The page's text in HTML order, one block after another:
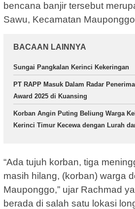
bencana banjir tersebut
Sawu, Kecamatan
BACAAN LAINNYA
Sungai Pangkalan Kerinci Kekeringan
PT RAPP Masuk Dalam Radar
Award 2025 di Kuansing
Korban Angin Puting Beliung Warga
Kerinci Timur Kecewa dengan Lurah
“Ada tujuh korban, tiga
masih hilang, (korban) warga
Mauponggo,” ujar Rachmad
berada di salah satu lokasi